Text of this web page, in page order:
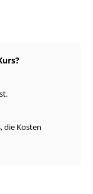
die Kosten